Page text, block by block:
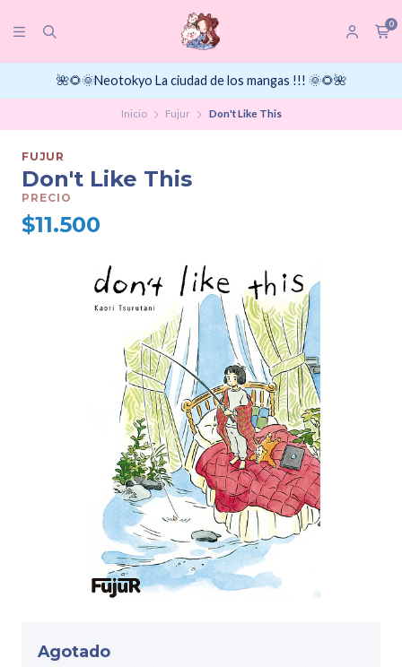
0
🌺🌻🌞Neotokyo La ciudad de los mangas !!! 🌞🌻🌺
Inicio Fujur Don't Like This
FUJUR
Don't Like This
PRECIO
$11.500
Agotado